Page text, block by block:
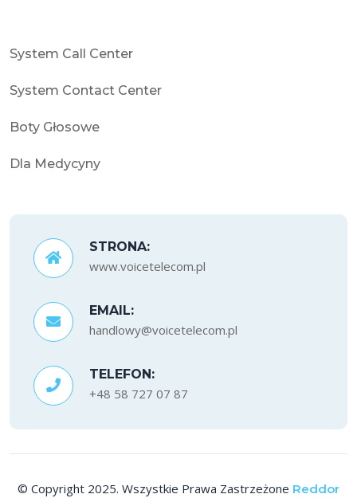
System Call Center
System Contact Center
Boty Głosowe
Dla Medycyny
STRONA:
www.voicetelecom.pl
EMAIL:
handlowy@voicetelecom.pl
TELEFON:
+48 58 727 07 87
© Copyright 2025. Wszystkie Prawa Zastrzeżone Reddor